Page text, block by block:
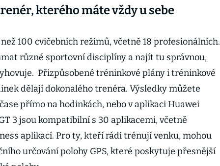
kterého máte vždy u sebe
100 cvičebních režimů, včetně 18 profesionálních.
různé sportovní disciplíny a najít tu správnou,
Přizpůsobené tréninkové plány i tréninkové
dělají dokonalého trenéra. Výsledky můžete
přímo na hodinkách, nebo v aplikaci Huawei
3 jsou kompatibilní s 30 aplikacemi, včetně
aplikací. Pro ty, kteří rádi trénují venku, mohou
určování polohy GPS, které poskytuje přesnější